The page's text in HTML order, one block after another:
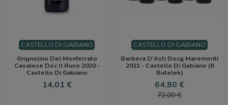
CASTELLO DI GABIANO
Grignolino Del Monferrato
Casalese Doc Il Ruvo 2020 -
Castello Di Gabiano
Cena
14,01 €
CASTELLO DI GABIANO
Barbera D'Asti Docg Maremonti
2021 - Castello Di Gabiano (6
Butelek)
Cena
64,80 €Cena
72,00 €